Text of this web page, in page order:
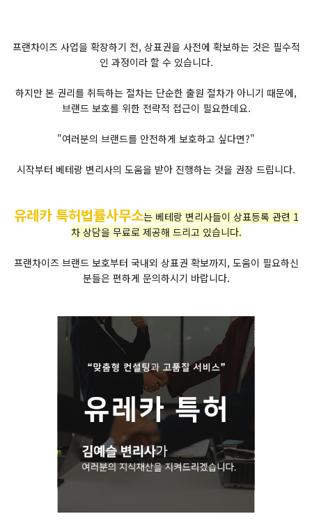
프랜차이즈 사업을 확장하기 전, 상표권을 사전에 확보하는 것은 필수적
인 과정이라 할 수 있습니다.
하지만 본 권리를 취득하는 절차는 단순한 출원 절차가 아니기 때문에,
브랜드 보호를 위한 전략적 접근이 필요한데요.
"여러분의 브랜드를 안전하게 보호하고 싶다면?"
시작부터 베테랑 변리사의 도움을 받아 진행하는 것을 권장 드립니다.
유레카 특허법률사무소는 베테랑 변리사들이 상표등록 관련 1
차 상담을 무료로 제공해 드리고 있습니다.
프랜차이즈 브랜드 보호부터 국내외 상표권 확보까지, 도움이 필요하신
분들은 편하게 문의하시기 바랍니다.